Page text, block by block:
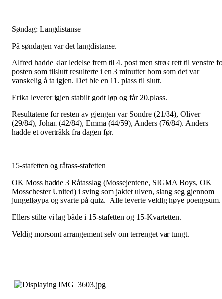
Søndag: Langdistanse
På søndagen var det langdistanse.
Alfred hadde klar ledelse frem til 4. post men strøk rett til venstre
posten som tilslutt resulterte i en 3 minutter bom som det var
vanskelig å ta igjen. Det ble en 11. plass til slutt.
Erika leverer igjen stabilt godt løp og får 20.plass.
Resultatene for resten av gjengen var Sondre (21/84), Oliver
(29/84), Johan (42/84), Emma (44/59), Anders (76/84). Anders
hadde et overtråkk fra dagen før.
15-stafetten og råtass-stafetten
OK Moss hadde 3 Råtasslag (Mossejentene, SIGMA Boys, OK
Mosschester United) i sving som jaktet ulven, slang seg gjennom
jungelløypa og svarte på quiz. Alle leverte veldig høye poengsum.
Ellers stilte vi lag både i 15-stafetten og 15-Kvartetten.
Veldig morsomt arrangement selv om terrenget var tungt.